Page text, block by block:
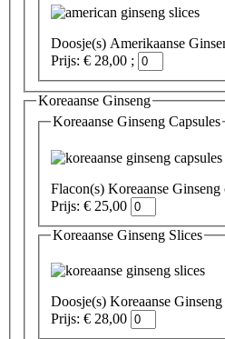
Prijs: € 28,00 ;
Koreaanse Ginseng
Koreaanse Ginseng Capsules
Flacon(s) Koreaanse
Prijs: € 25,00
Koreaanse Ginseng Slices
Prijs: € 28,00